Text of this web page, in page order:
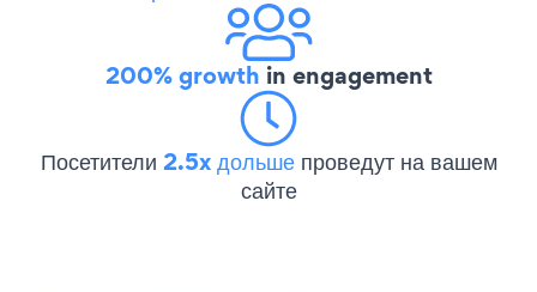
200% growth in engagement
Посетители 2.5x дольше проведут на вашем
сайте